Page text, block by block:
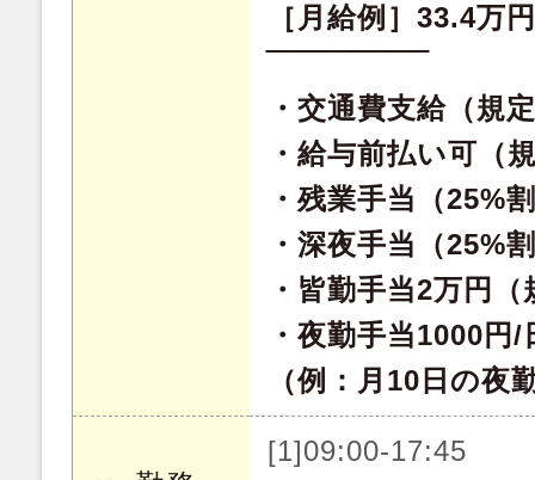
［月給例］33.4万
‾‾‾‾‾‾‾‾‾‾‾‾‾‾‾
・交通費支給（規
・給与前払い可（
・残業手当（25%
・深夜手当（25%
・皆勤手当2万円
・夜勤手当1000円/
（例：月10日の夜
[1]09:00-17:45